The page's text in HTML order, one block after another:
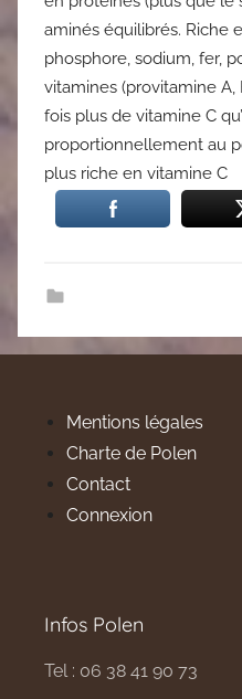
aminés équilibrés. Riche
phosphore, sodium, fer,
vitamines (provitamine A,
fois plus de vitamine C
proportionnellement au
plus riche en vitamine C
Mentions légales
Charte de Polen
Contact
Connexion
Infos Polen
Tel : 06 38 41 90 73